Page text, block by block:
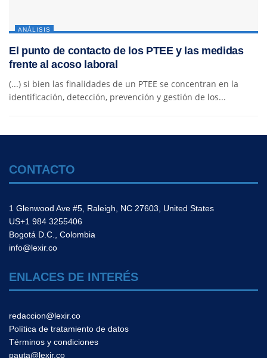
ANÁLISIS
El punto de contacto de los PTEE y las medidas
frente al acoso laboral
(...) si bien las finalidades de un PTEE se concentran en la
identificación, detección, prevención y gestión de los...
CONTACTO
1 Glenwood Ave #5, Raleigh, NC 27603, United States
US+1 984 3255406
Bogotá D.C., Colombia
info@lexir.co
ENLACES DE INTERÉS
redaccion@lexir.co
Política de tratamiento de datos
Términos y condiciones
pauta@lexir.co